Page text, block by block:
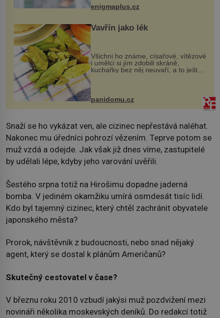
enigmaplus.cz
Vavřín jako lék
Všichni ho známe, císařové, vítězové
i umělci si jím zdobili skráně,
kuchařky bez něj neuvaří, a to ještě
nevíte, že bobkový list může výrazně
zmírnit některé naše neduhy.
Obsahuje v malém množství ně...
panidomu.cz
Snaží se ho vykázat ven, ale cizinec nepřestává naléhat.
Nakonec mu úředníci pohrozí vězením. Teprve potom se
muž vzdá a odejde. Jak však již dnes víme, zastupitelé
by udělali lépe, kdyby jeho varování uvěřili.
Šestého srpna totiž na Hirošimu dopadne jaderná
bomba. V jediném okamžiku umírá osmdesát tisíc lidí.
Kdo byl tajemný cizinec, který chtěl zachránit obyvatele
japonského města?
Prorok, návštěvník z budoucnosti, nebo snad nějaký
agent, který se dostal k plánům Američanů?
Skutečný cestovatel v čase?
V březnu roku 2010 vzbudí jakýsi muž pozdvižení mezi
novináři několika moskevských deníků. Do redakcí totiž